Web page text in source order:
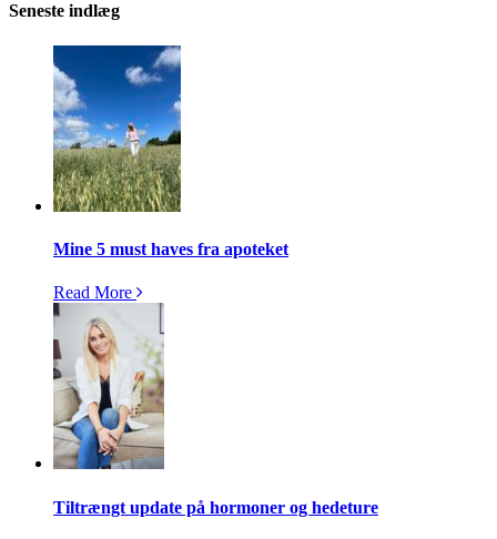
Seneste indlæg
Mine 5 must haves fra apoteket
Read More
Tiltrængt update på hormoner og hedeture